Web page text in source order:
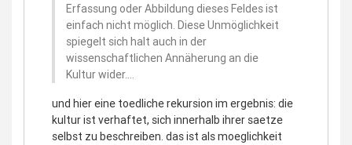
Erfassung oder Abbildung dieses Feldes ist
einfach nicht möglich. Diese Unmöglichkeit
spiegelt sich halt auch in der
wissenschaftlichen Annäherung an die
Kultur wider....
und hier eine toedliche rekursion im ergebnis: die
kultur ist verhaftet, sich innerhalb ihrer saetze
selbst zu beschreiben. das ist als moeglichkeit